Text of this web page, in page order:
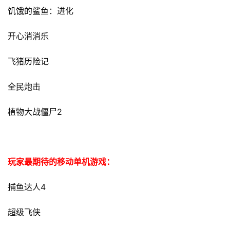
中
(
中
国
饥饿的鲨鱼：进化
开心消消乐
飞猪历险记
全民炮击
植物大战僵尸2
玩家最期待的移动单机游戏：
捕鱼达人4
超级飞侠